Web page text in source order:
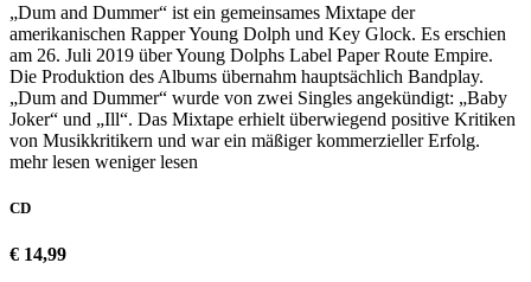
„Dum and Dummer“ ist ein gemeinsames Mixtape der
amerikanischen Rapper Young Dolph und Key Glock. Es erschien
am 26. Juli 2019 über Young Dolphs Label Paper Route Empire.
Die Produktion des Albums übernahm hauptsächlich Bandplay.
„Dum and Dummer“ wurde von zwei Singles angekündigt: „Baby
Joker“ und „Ill“. Das Mixtape erhielt überwiegend positive Kritiken
von Musikkritikern und war ein mäßiger kommerzieller Erfolg.
mehr lesen weniger lesen
CD
€ 14,99